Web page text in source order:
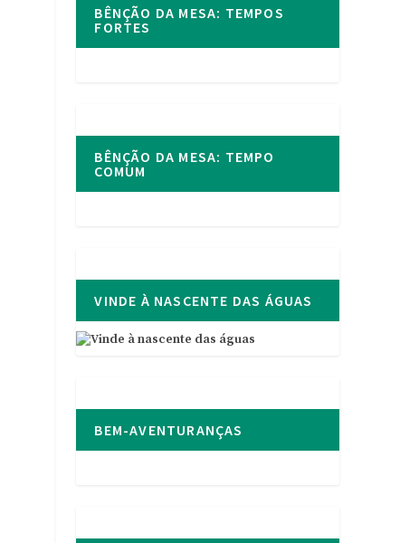
BÊNÇÃO DA MESA: TEMPOS
FORTES
BÊNÇÃO DA MESA: TEMPO
COMUM
VINDE À NASCENTE DAS ÁGUAS
BEM-AVENTURANÇAS